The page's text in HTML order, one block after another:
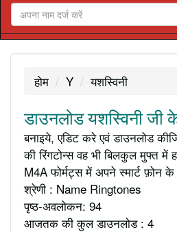
होम Y यशस्विनी
डाउनलोड यशस्विनी जी
बनाइये, एडिट करे एवं डाउनलोड
की रिंगटोन्स वह भी बिलकुल मुफ्त में
M4A फोर्मट्स में अपने स्मार्ट फ़ोन के
श्रेणी : Name Ringtones
पृष्ठ-अवलोकन: 94
आजतक की कुल डाउनलोड : 4